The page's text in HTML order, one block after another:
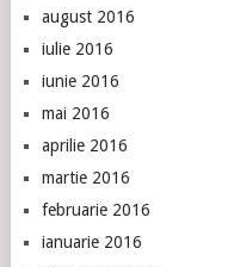
august 2016
iulie 2016
iunie 2016
mai 2016
aprilie 2016
martie 2016
februarie 2016
ianuarie 2016